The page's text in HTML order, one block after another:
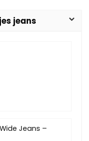
jeans
Jeans –